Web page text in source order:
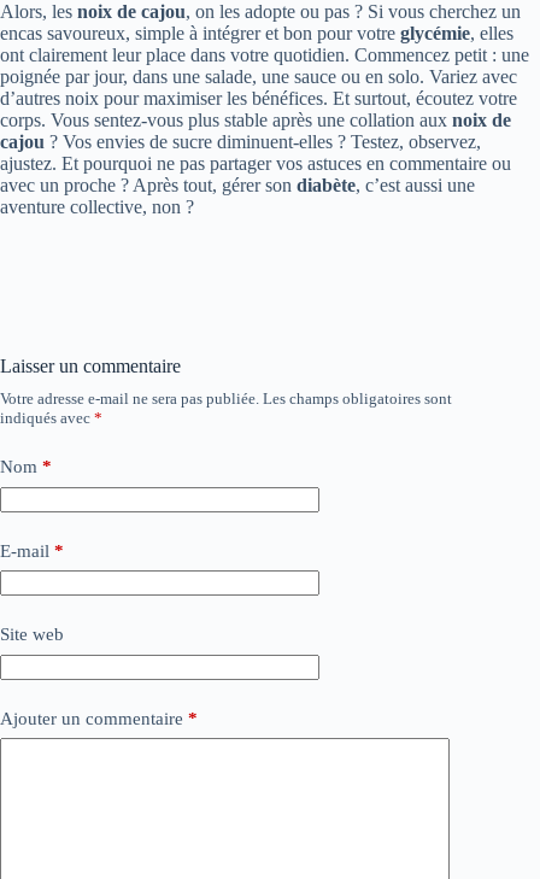
Alors, les noix de cajou, on les adopte ou pas ? Si vous cherchez un
encas savoureux, simple à intégrer et bon pour votre glycémie, elles
ont clairement leur place dans votre quotidien. Commencez petit : une
poignée par jour, dans une salade, une sauce ou en solo. Variez avec
d’autres noix pour maximiser les bénéfices. Et surtout, écoutez votre
corps. Vous sentez-vous plus stable après une collation aux noix de
cajou ? Vos envies de sucre diminuent-elles ? Testez, observez,
ajustez. Et pourquoi ne pas partager vos astuces en commentaire ou
avec un proche ? Après tout, gérer son diabète, c’est aussi une
aventure collective, non ?
Laisser un commentaire
Votre adresse e-mail ne sera pas publiée. Les champs obligatoires sont
indiqués avec *
Nom *
E-mail *
Site web
Ajouter un commentaire *